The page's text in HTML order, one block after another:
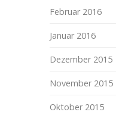
Februar 2016
Januar 2016
Dezember 2015
November 2015
Oktober 2015